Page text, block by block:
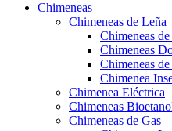
Chimeneas
Chimeneas de Leña
Chimeneas
Chimeneas
Chimeneas
Chimenea
Chimenea Eléctrica
Chimeneas
Chimeneas de Gas